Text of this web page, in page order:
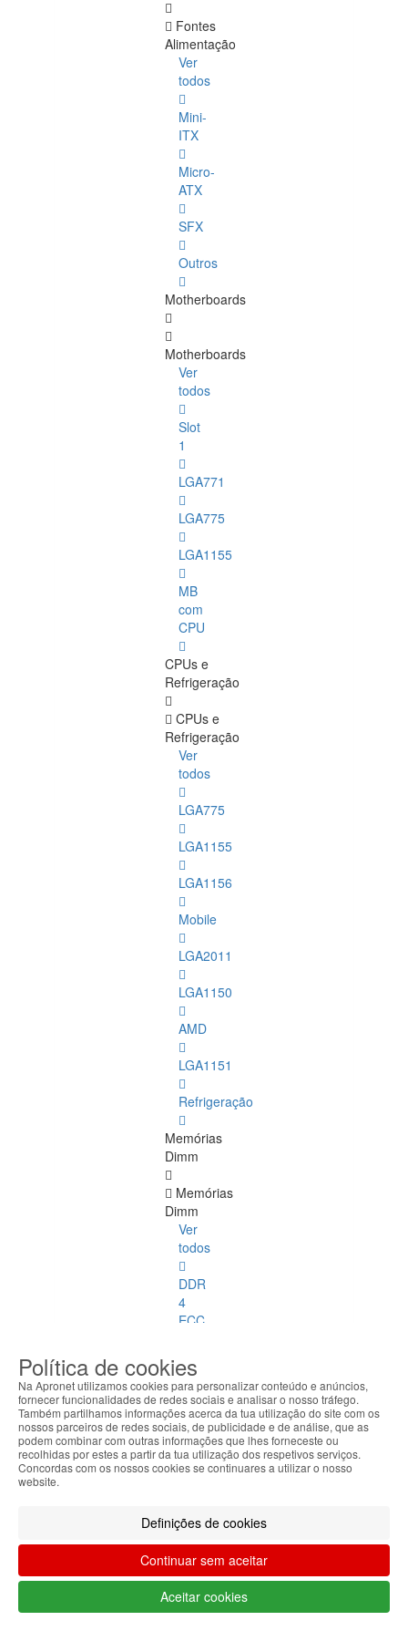
Fontes
Alimentação
Ver
todos
Mini-
ITX
Micro-
ATX
SFX
Outros
Motherboards
Motherboards
Ver
todos
Slot
1
LGA771
LGA775
LGA1155
MB
com
CPU
CPUs e
Refrigeração
CPUs e
Refrigeração
Ver
todos
LGA775
LGA1155
LGA1156
Mobile
LGA2011
LGA1150
AMD
LGA1151
Refrigeração
Memórias
Dimm
Memórias
Dimm
Ver
todos
DDR
4
ECC
1
DDR
2
DDR
DDR
DDR
2
ECC
Política de cookies
Na Apronet utilizamos cookies para personalizar conteúdo e anúncios,
fornecer funcionalidades de redes sociais e analisar o nosso tráfego.
Também partilhamos informações acerca da tua utilização do site com os
nossos parceiros de redes sociais, de publicidade e de análise, que as
podem combinar com outras informações que lhes forneceste ou
recolhidas por estes a partir da tua utilização dos respetivos serviços.
Concordas com os nossos cookies se continuares a utilizar o nosso
website.
Definições de cookies
Continuar sem aceitar
Aceitar cookies